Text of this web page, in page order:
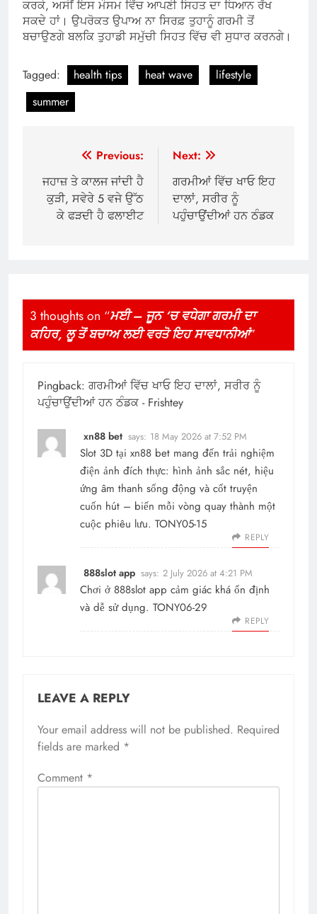
ਕਰਕੇ, ਅਸੀਂ ਇਸ ਮੌਸਮ ਵਿੱਚ ਆਪਣੀ ਸਿਹਤ ਦਾ ਧਿਆਨ ਰੱਖ
ਸਕਦੇ ਹਾਂ। ਉਪਰੋਕਤ ਉਪਾਅ ਨਾ ਸਿਰਫ਼ ਤੁਹਾਨੂੰ ਗਰਮੀ ਤੋਂ
ਬਚਾਉਣਗੇ ਬਲਕਿ ਤੁਹਾਡੀ ਸਮੁੱਚੀ ਸਿਹਤ ਵਿੱਚ ਵੀ ਸੁਧਾਰ ਕਰਨਗੇ।
Tagged: health tips heat wave
lifestyle
summer
navigation
Previous:
ਜਹਾਜ਼ ਤੇ ਕਾਲਜ ਜਾਂਦੀ ਹੈ
ਕੁੜੀ, ਸਵੇਰੇ 5 ਵਜੇ ਉੱਠ
ਕੇ ਫੜਦੀ ਹੈ ਫਲਾਈਟ
Next:
ਗਰਮੀਆਂ ਵਿੱਚ ਖਾਓ ਇਹ
ਦਾਲਾਂ, ਸਰੀਰ ਨੂੰ
ਪਹੁੰਚਾਉਂਦੀਆਂ ਹਨ ਠੰਡਕ
3 thoughts on “ਮਈ – ਜੂਨ ‘ਚ ਵਧੇਗਾ ਗਰਮੀ ਦਾ
ਕਹਿਰ, ਲੂ ਤੋਂ ਬਚਾਅ ਲਈ ਵਰਤੋ ਇਹ ਸਾਵਧਾਨੀਆਂ”
Pingback: ਗਰਮੀਆਂ ਵਿੱਚ ਖਾਓ ਇਹ ਦਾਲਾਂ, ਸਰੀਰ ਨੂੰ
ਪਹੁੰਚਾਉਂਦੀਆਂ ਹਨ ਠੰਡਕ - Frishtey
xn88 bet says: 18 May 2026 at 7:52 PM
Slot 3D tại xn88 bet mang đến trải nghiệm
điện ảnh đích thực: hình ảnh sắc nét, hiệu
ứng âm thanh sống động và cốt truyện
cuốn hút – biến mỗi vòng quay thành một
cuộc phiêu lưu. TONY05-15
REPLY
888slot app says: 2 July 2026 at 4:21 PM
Chơi ở 888slot app cảm giác khá ổn định
và dễ sử dụng. TONY06-29
REPLY
LEAVE A REPLY
Your email address will not be published. Required
fields are marked *
Comment *